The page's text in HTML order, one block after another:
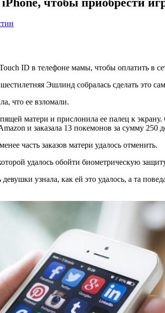
ID в телефоне мамы, чтобы оплатить в
Эшлинд собралась сделать это
что ее взломали.
матери и прислонила ее палец к
и заказала 13 покемонов за сумму 250
часть заказов матери удалось отменить.
удалось обойти биометрическую
узнала, как ей это удалось, а та